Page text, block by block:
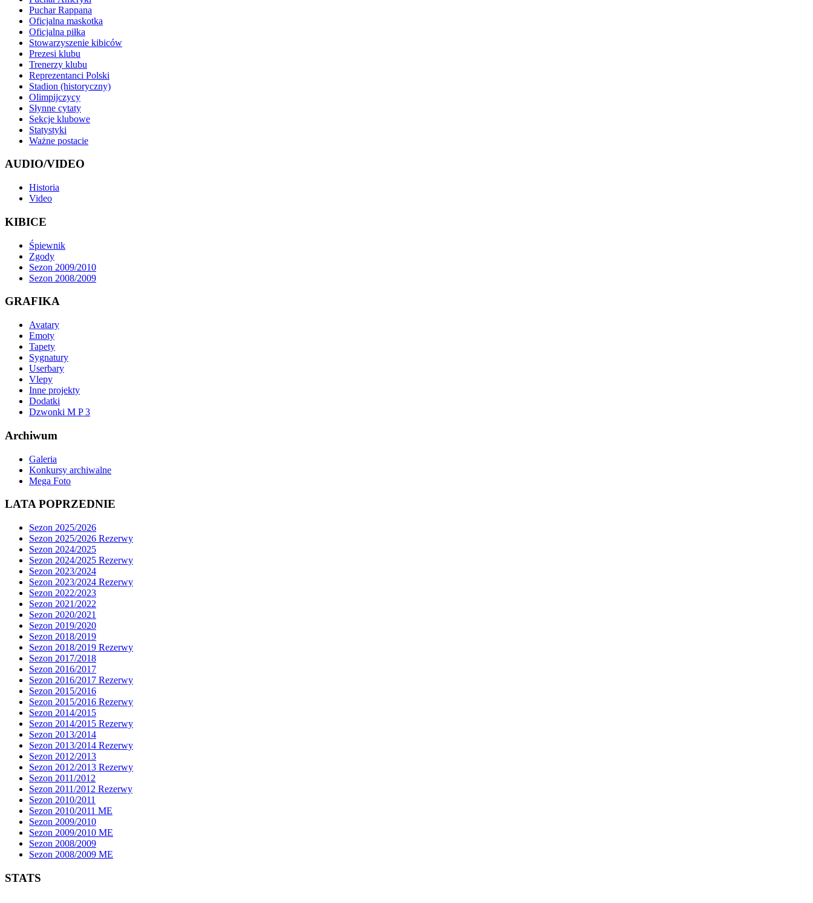
Puchar Rappana
Oficjalna maskotka
Oficjalna piłka
Stowarzyszenie kibiców
Prezesi klubu
Trenerzy klubu
Reprezentanci Polski
Stadion (historyczny)
Olimpijczycy
Słynne cytaty
Sekcje klubowe
Statystyki
Ważne postacie
AUDIO/VIDEO
Historia
Video
KIBICE
Śpiewnik
Zgody
Sezon 2009/2010
Sezon 2008/2009
GRAFIKA
Avatary
Emoty
Tapety
Sygnatury
Userbary
Vlepy
Inne projekty
Dodatki
Dzwonki M P 3
Archiwum
Galeria
Konkursy archiwalne
Mega Foto
LATA POPRZEDNIE
Sezon 2025/2026
Sezon 2025/2026 Rezerwy
Sezon 2024/2025
Sezon 2024/2025 Rezerwy
Sezon 2023/2024
Sezon 2023/2024 Rezerwy
Sezon 2022/2023
Sezon 2021/2022
Sezon 2020/2021
Sezon 2019/2020
Sezon 2018/2019
Sezon 2018/2019 Rezerwy
Sezon 2017/2018
Sezon 2016/2017
Sezon 2016/2017 Rezerwy
Sezon 2015/2016
Sezon 2015/2016 Rezerwy
Sezon 2014/2015
Sezon 2014/2015 Rezerwy
Sezon 2013/2014
Sezon 2013/2014 Rezerwy
Sezon 2012/2013
Sezon 2012/2013 Rezerwy
Sezon 2011/2012
Sezon 2011/2012 Rezerwy
Sezon 2010/2011
Sezon 2010/2011 ME
Sezon 2009/2010
Sezon 2009/2010 ME
Sezon 2008/2009
Sezon 2008/2009 ME
STATS